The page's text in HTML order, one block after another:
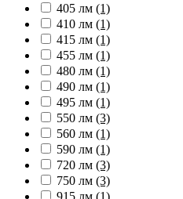
405 лм (1)
410 лм (1)
415 лм (1)
455 лм (1)
480 лм (1)
490 лм (1)
495 лм (1)
550 лм (3)
560 лм (1)
590 лм (1)
720 лм (3)
750 лм (3)
915 лм (1)